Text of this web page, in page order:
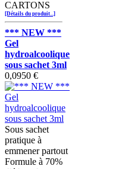
CARTONS
[Détails du produit...]
*** NEW ***
Gel
hydroalcoolique
sous sachet 3ml
0,0950 €
Sous sachet
pratique à
emmener partout
Formule à 70%